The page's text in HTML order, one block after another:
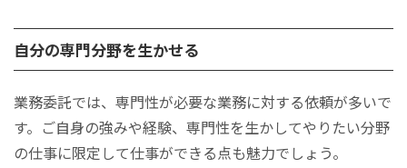
自分の専門分野を生かせる
業務委託では、専門性が必要な業務に対する依頼が多いで
す。ご自身の強みや経験、専門性を生かしてやりたい分野
の仕事に限定して仕事ができる点も魅力でしょう。